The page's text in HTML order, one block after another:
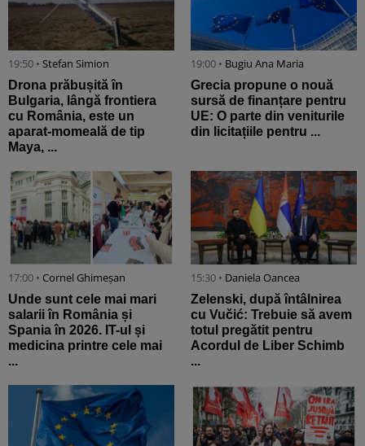
19:50 • Stefan Simion
Drona prăbușită în
Bulgaria, lângă frontiera
cu România, este un
aparat-momeală de tip
Maya, ...
19:00 • Bugiu ⁠Ana Maria
Grecia propune o nouă
sursă de finanțare pentru
UE: O parte din veniturile
din licitațiile pentru ...
17:00 • Cornel Ghimeșan
Unde sunt cele mai mari
salarii în România și
Spania în 2026. IT-ul și
medicina printre cele mai
...
15:30 • Daniela Oancea
Zelenski, după întâlnirea
cu Vučić: Trebuie să avem
totul pregătit pentru
Acordul de Liber Schimb
...